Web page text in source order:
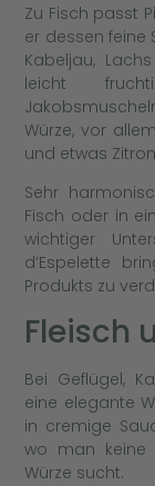
Zu Fisch passt
er dessen feine
Kabeljau,
leicht
Würze, vor
und etwas
Sehr
Fisch oder in
wichtiger
d’Espelette
Produkts zu
Fleisch
Bei Geflügel,
eine elegante
in cremige
wo man keine
Würze sucht.